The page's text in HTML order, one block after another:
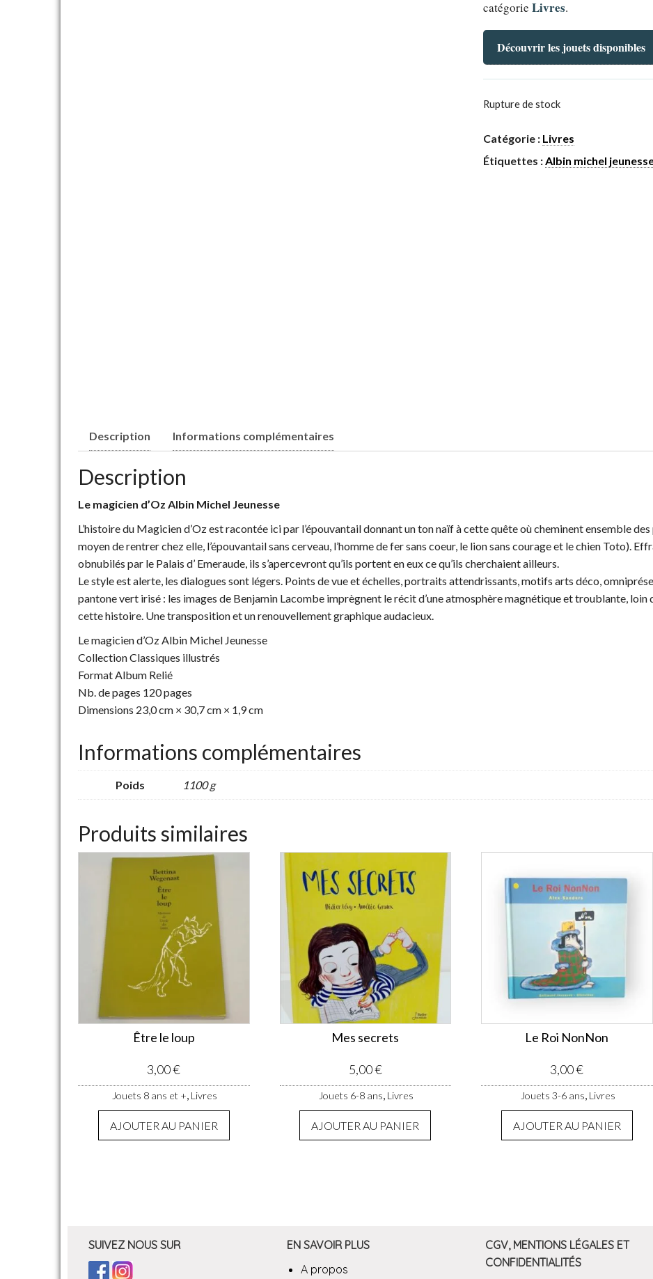
catégorieLivres.
Découvrir les jouets disponibles
Rupture de stock
Catégorie : Livres
Étiquettes :Albin michel
Description Informations complémentaires
Description
Le magicien d’Oz Albin Michel Jeunesse
L’histoire du Magicien d’Oz est racontée ici par l’épouvantail donnant un ton naïf à cette quête où cheminent ensemble
moyen de rentrer chez elle, l’épouvantail sans cerveau, l’homme de fer sans coeur, le lion sans courage et le chien Toto).
obnubilés par le Palais d’ Emeraude, ils s’apercevront qu’ils portent en eux ce qu’ils cherchaient ailleurs.
Le style est alerte, les dialogues sont légers. Points de vue et échelles, portraits attendrissants, motifs arts déco,
pantone vert irisé : les images de Benjamin Lacombe imprègnent le récit d’une atmosphère magnétique et troublante, loin
cette histoire. Une transposition et un renouvellement graphique audacieux.
Le magicien d’Oz Albin Michel Jeunesse
Collection Classiques illustrés
Format Album Relié
Nb. de pages 120 pages
Dimensions 23,0 cm × 30,7 cm × 1,9 cm
Informations complémentaires
Poids 1100 g
Produits similaires
Être le loup
3,00€
Jouets 8 ans et +, Livres
AJOUTER AU PANIER
Mes secrets
5,00€
Jouets 6-8 ans, Livres
AJOUTER AU PANIER
Le Roi NonNon
3,00€
Jouets 3-6 ans, Livres
AJOUTER AU PANIER
SUIVEZ NOUS SUR
EN SAVOIR PLUS
A propos
CGV, MENTIONS LÉGALES ET
CONFIDENTIALITÉS